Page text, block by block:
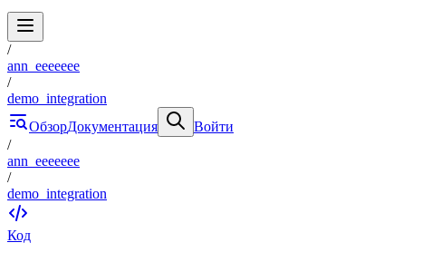
/
ann_eeeeeee
/
demo_integration
ОбзорДокументация
Войти
/
ann_eeeeeee
/
demo_integration
Код